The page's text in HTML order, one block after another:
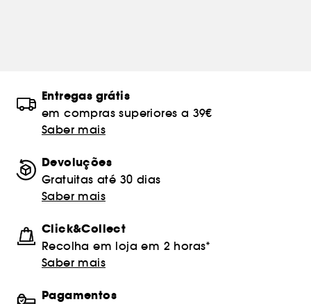
Entregas grátis
em compras superiores a 39€
Saber mais
Devoluções
Gratuitas até 30 dias
Saber mais
Click&Collect
Recolha em loja em 2 horas*
Saber mais
Pagamentos